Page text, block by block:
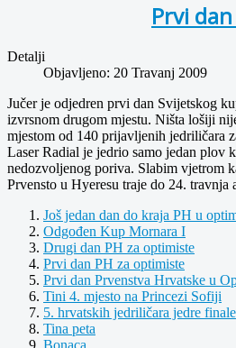
Prvi
Detalji
Objavljeno: 20 Travanj 2009
Jučer je odjedren prvi dan Svijetskog
izvrsnom drugom mjestu. Ništa lošiji
mjestom od 140 prijavljenih jedriličara
Laser Radial je jedrio samo jedan plov
nedozvoljenog poriva. Slabim vjetrom
Prvensto u Hyeresu traje do 24. travnja
Još jedan dan do kraja PH u
Odgođen Kup Mornara I
Drugi dan PH za optimiste
Prvi dan PH za optimiste
Prvi dan Prvenstva Hrvatske u
Tini 4. mjesto na Princezi Sofiji
5. hrvatskih jedriličara jedre finale
Tina peta
Bonaca